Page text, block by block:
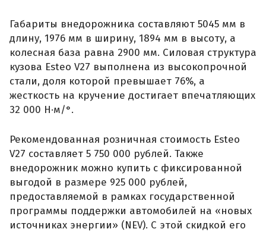
Габариты внедорожника составляют 5045 мм в
длину, 1976 мм в ширину, 1894 мм в высоту, а
колесная база равна 2900 мм. Силовая структура
кузова Esteo V27 выполнена из высокопрочной
стали, доля которой превышает 76%, а
жесткость на кручение достигает впечатляющих
32 000 Н·м/°.
Рекомендованная розничная стоимость Esteo
V27 составляет 5 750 000 рублей. Также
внедорожник можно купить с фиксированной
выгодой в размере 925 000 рублей,
предоставляемой в рамках государственной
программы поддержки автомобилей на «новых
источниках энергии» (NEV). С этой скидкой его